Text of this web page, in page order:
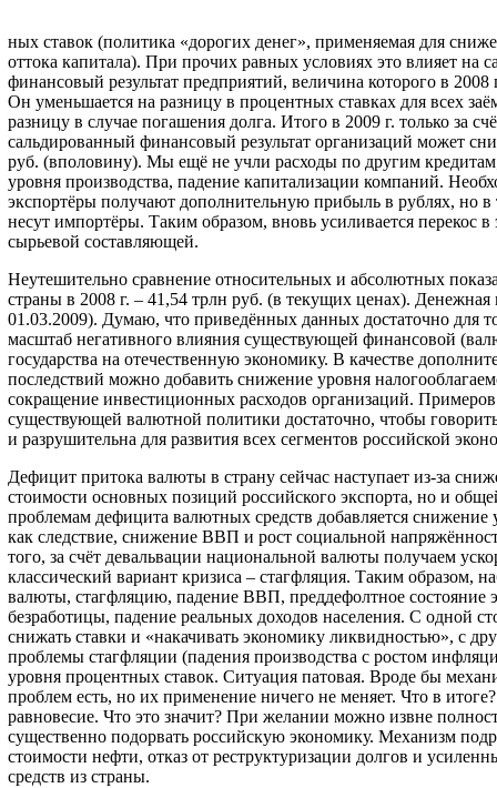
ных ставок (политика «дорогих денег», применяемая для
оттока капитала). При прочих равных условиях это влияет на
финансовый результат предприятий, величина которого в 2008
Он уменьшается на разницу в процентных ставках для всех
разницу в случае погашения долга. Итого в 2009 г. только за
сальдированный финансовый результат организаций может
руб. (вполовину). Мы ещё не учли расходы по другим
уровня производства, падение капитализации компаний.
экспортёры получают дополнительную прибыль в рублях, но в
несут импортёры. Таким образом, вновь усиливается перекос в
сырьевой составляющей.
Неутешительно сравнение относительных и абсолютных
страны в 2008 г. – 41,54 трлн руб. (в текущих ценах). Денежная
01.03.2009). Думаю, что приведённых данных достаточно для
масштаб негативного влияния существующей финансовой
государства на отечественную экономику. В качестве
последствий можно добавить снижение уровня
сокращение инвестиционных расходов организаций.
существующей валютной политики достаточно, чтобы
и разрушительна для развития всех сегментов российской
Дефицит притока валюты в страну сейчас наступает из-за
стоимости основных позиций российского экспорта, но и
проблемам дефицита валютных средств добавляется снижение
как следствие, снижение ВВП и рост социальной
того, за счёт девальвации национальной валюты получаем
классический вариант кризиса – стагфляция. Таким образом,
валюты, стагфляцию, падение ВВП, преддефолтное состояние
безработицы, падение реальных доходов населения. С одной
снижать ставки и «накачивать экономику ликвидностью», с
проблемы стагфляции (падения производства с ростом
уровня процентных ставок. Ситуация патовая. Вроде бы
проблем есть, но их применение ничего не меняет. Что в
равновесие. Что это значит? При желании можно извне
существенно подорвать российскую экономику. Механизм
стоимости нефти, отказ от реструктуризации долгов и
средств из страны.